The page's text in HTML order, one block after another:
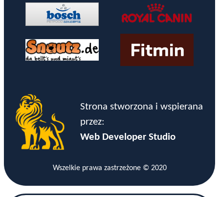
Strona stworzona i wspierana
przez:
Web Developer Studio
Wszelkie prawa zastrzeżone © 2020